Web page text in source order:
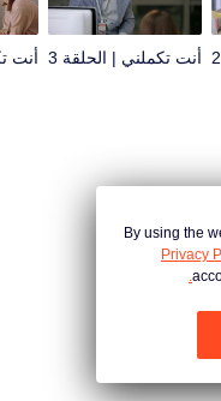
أنت تكملني | الحلقة 3 أنت
By using the
Privacy